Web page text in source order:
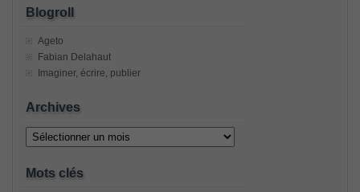
Blogroll
Ageto
Fabian Delahaut
Imaginer, écrire, publier
Archives
Archives
Mots clés